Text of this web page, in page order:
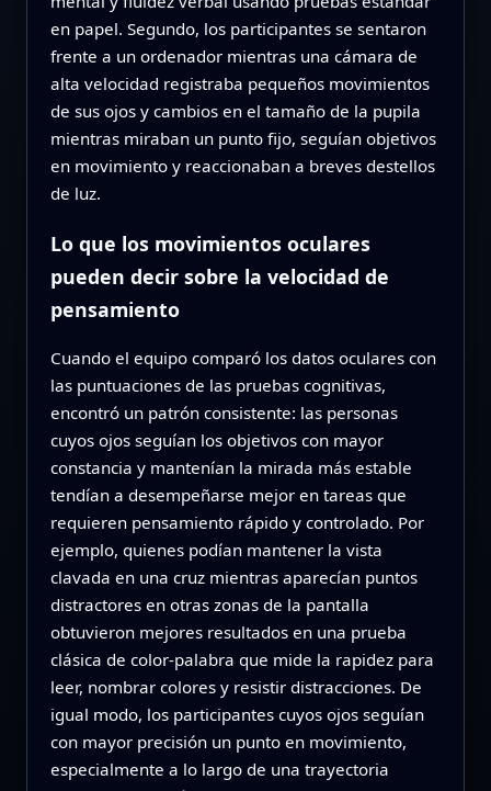
en papel. Segundo, los participantes se sentaron
frente a un ordenador mientras una cámara de
alta velocidad registraba pequeños movimientos
de sus ojos y cambios en el tamaño de la pupila
mientras miraban un punto fijo, seguían objetivos
en movimiento y reaccionaban a breves destellos
de luz.
Lo que los movimientos oculares
pueden decir sobre la velocidad de
pensamiento
Cuando el equipo comparó los datos oculares con
las puntuaciones de las pruebas cognitivas,
encontró un patrón consistente: las personas
cuyos ojos seguían los objetivos con mayor
constancia y mantenían la mirada más estable
tendían a desempeñarse mejor en tareas que
requieren pensamiento rápido y controlado. Por
ejemplo, quienes podían mantener la vista
clavada en una cruz mientras aparecían puntos
distractores en otras zonas de la pantalla
obtuvieron mejores resultados en una prueba
clásica de color‑palabra que mide la rapidez para
leer, nombrar colores y resistir distracciones. De
igual modo, los participantes cuyos ojos seguían
con mayor precisión un punto en movimiento,
especialmente a lo largo de una trayectoria